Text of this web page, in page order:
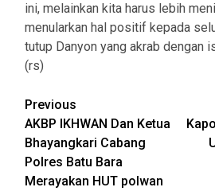
ini, melainkan kita harus lebih
menularkan hal positif kepada
tutup Danyon yang akrab dengan
(rs)
Post
navigation
Previous
AKBP IKHWAN Dan Ketua
Bhayangkari Cabang
Polres Batu Bara
Merayakan HUT polwan